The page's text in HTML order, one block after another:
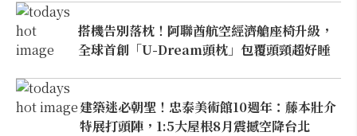
搭機告別落枕！阿聯酋航空經濟艙座椅升級，
全球首創「U-Dream頭枕」包覆頭頸超好睡
建築迷必朝聖！忠泰美術館10週年：藤本壯介
特展打頭陣，1:5大屋根8月震撼空降台北